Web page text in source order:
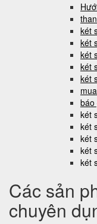
két
két
két
két
két
báo
két
két
két
két
két
Các sản
chuyên